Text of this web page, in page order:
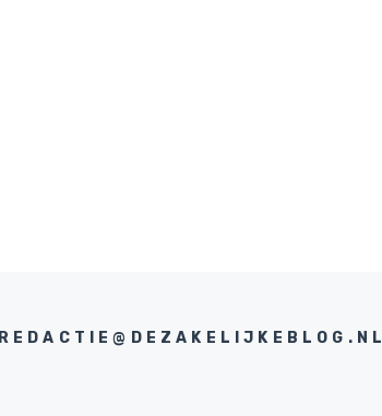
REDACTIE@DEZAKELIJKEBLOG.NL